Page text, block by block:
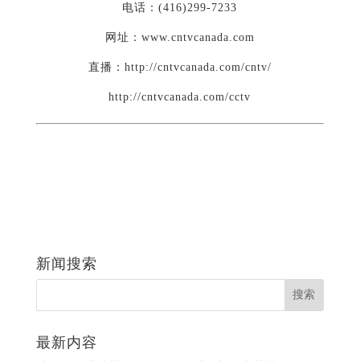
电话：(416)299-7233
网址：www.cntvcanada.com
直播：http://cntvcanada.com/cntv/
http://cntvcanada.com/cctv
最新内容
从一杯沉香叶茶到一缕海南天香：加拿大茶艺师邓岚
月海南沉香文化考察纪行